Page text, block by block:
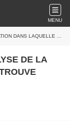
MENU
DENIS SASSOU NGUESSO...
DE LA